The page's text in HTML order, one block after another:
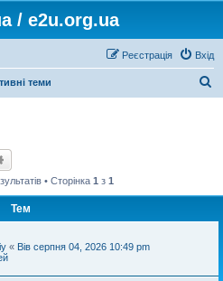
/ e2u.org.ua
Вхід
Реєстрація
теми
• Сторінка 1 з 1
Тем
« Вів серпня 04, 2026 10:49 pm